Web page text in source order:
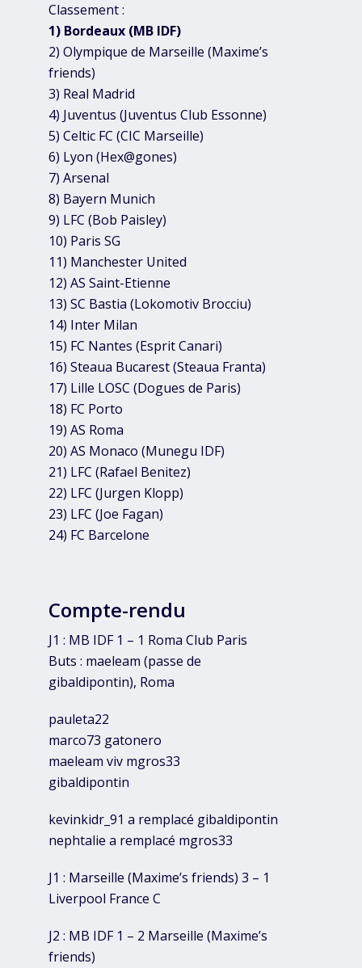
Classement :
1) Bordeaux (MB IDF)
2) Olympique de Marseille (Maxime’s
friends)
3) Real Madrid
4) Juventus (Juventus Club Essonne)
5) Celtic FC (CIC Marseille)
6) Lyon (Hex@gones)
7) Arsenal
8) Bayern Munich
9) LFC (Bob Paisley)
10) Paris SG
11) Manchester United
12) AS Saint-Etienne
13) SC Bastia (Lokomotiv Brocciu)
14) Inter Milan
15) FC Nantes (Esprit Canari)
16) Steaua Bucarest (Steaua Franta)
17) Lille LOSC (Dogues de Paris)
18) FC Porto
19) AS Roma
20) AS Monaco (Munegu IDF)
21) LFC (Rafael Benitez)
22) LFC (Jurgen Klopp)
23) LFC (Joe Fagan)
24) FC Barcelone
Compte-rendu
J1 : MB IDF 1 – 1 Roma Club Paris
Buts : maeleam (passe de
gibaldipontin), Roma
pauleta22
marco73 gatonero
maeleam viv mgros33
gibaldipontin
kevinkidr_91 a remplacé gibaldipontin
nephtalie a remplacé mgros33
J1 : Marseille (Maxime’s friends) 3 – 1
Liverpool France C
J2 : MB IDF 1 – 2 Marseille (Maxime’s
friends)